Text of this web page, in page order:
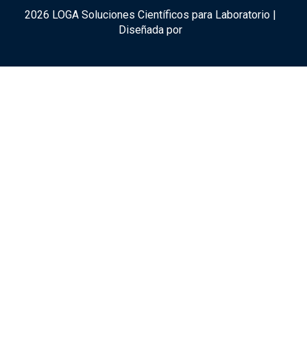
2026 LOGA Soluciones Científicos para Laboratorio |
Diseñada por